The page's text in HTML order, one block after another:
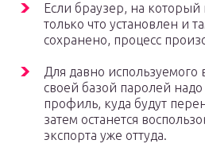
Если браузер, на который
только что установлен и
сохранено, процесс
Для давно используемого
своей базой паролей
профиль, куда будут
затем останется
экспорта уже оттуда.